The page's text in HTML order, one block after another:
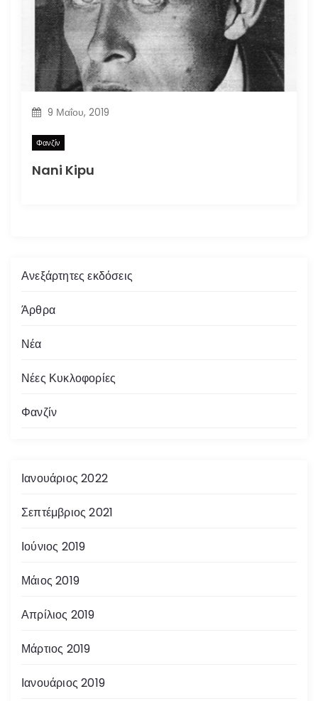
9 Μαΐου, 2019
Φανζίν
Nani Kipu
Ανεξάρτητες εκδόσεις
Άρθρα
Νέα
Νέες Κυκλοφορίες
Φανζίν
Ιανουάριος 2022
Σεπτέμβριος 2021
Ιούνιος 2019
Μάιος 2019
Απρίλιος 2019
Μάρτιος 2019
Ιανουάριος 2019